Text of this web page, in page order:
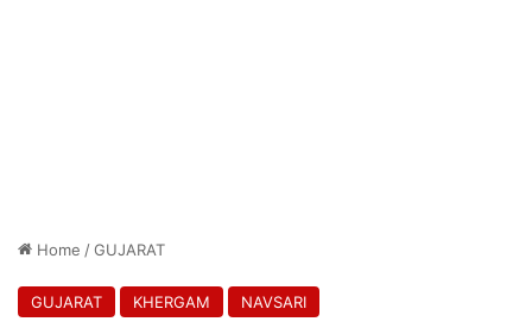
Home /GUJARAT
GUJARAT KHERGAM NAVSARI